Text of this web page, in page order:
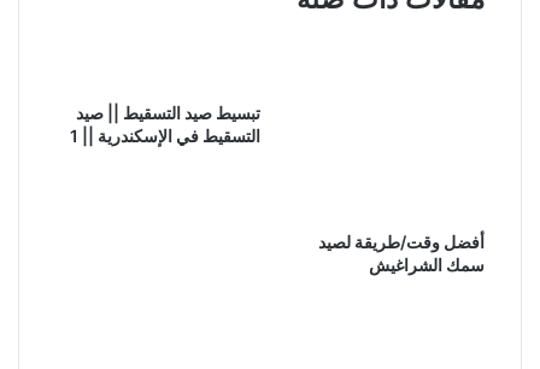
تبسيط صيد التسقيط || صيد
التسقيط في الإسكندرية || 1
أفضل وقت/طريقة لصيد
سمك الشراغيش